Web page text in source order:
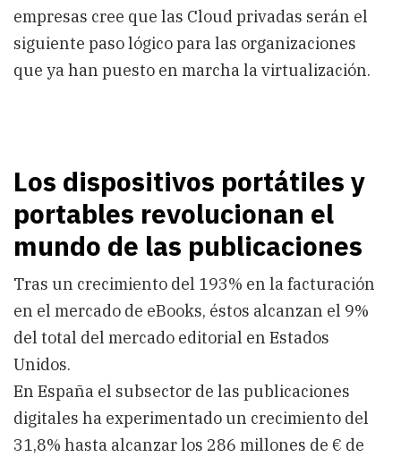
empresas cree que las Cloud privadas serán el
siguiente paso lógico para las organizaciones
que ya han puesto en marcha la virtualización.
Los dispositivos portátiles y
portables revolucionan el
mundo de las publicaciones
Tras un crecimiento del 193% en la facturación
en el mercado de eBooks, éstos alcanzan el 9%
del total del mercado editorial en Estados
Unidos.
En España el subsector de las publicaciones
digitales ha experimentado un crecimiento del
31,8% hasta alcanzar los 286 millones de € de